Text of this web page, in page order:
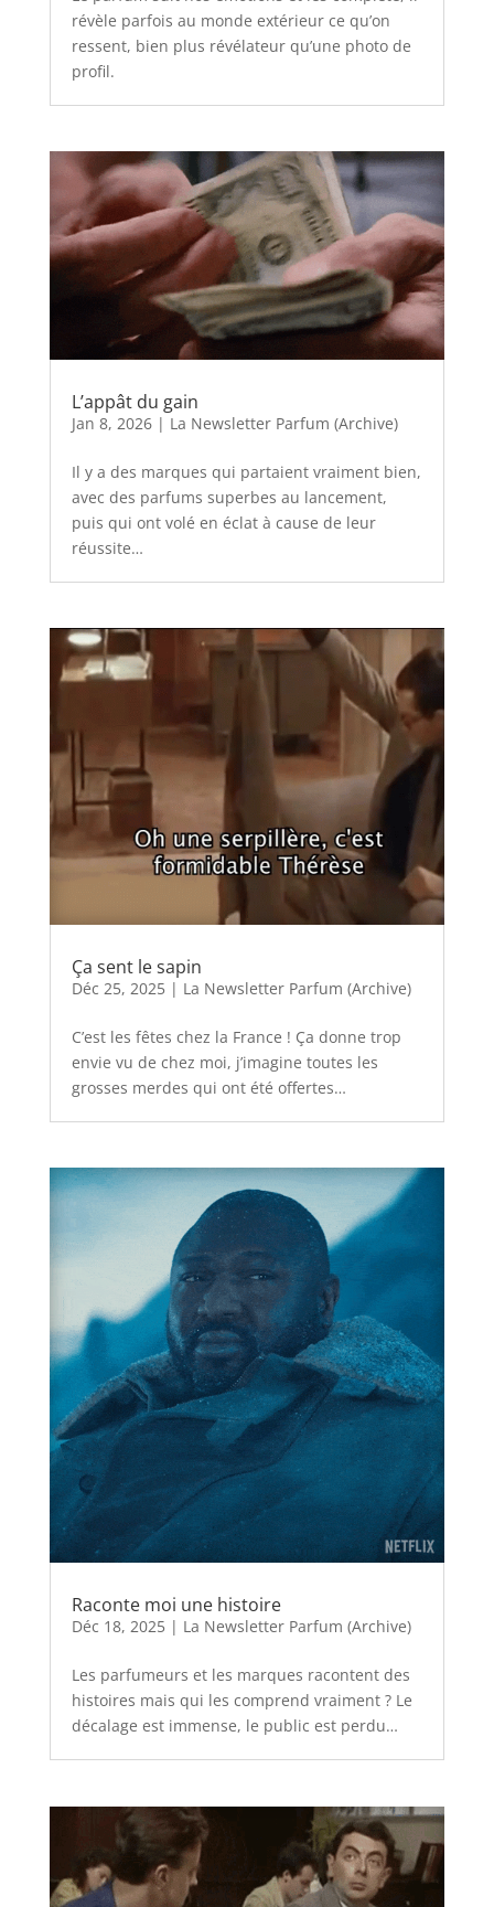
révèle parfois au monde extérieur ce qu’on
ressent, bien plus révélateur qu’une photo de
profil.
L’appât du gain
Jan 8, 2026| La Newsletter Parfum (Archive)
Il y a des marques qui partaient vraiment bien,
avec des parfums superbes au lancement,
puis qui ont volé en éclat à cause de leur
réussite…
Ça sent le sapin
Déc 25, 2025| La Newsletter Parfum (Archive)
C’est les fêtes chez la France ! Ça donne trop
envie vu de chez moi, j’imagine toutes les
grosses merdes qui ont été offertes…
Raconte moi une histoire
Déc 18, 2025| La Newsletter Parfum (Archive)
Les parfumeurs et les marques racontent des
histoires mais qui les comprend vraiment ? Le
décalage est immense, le public est perdu…